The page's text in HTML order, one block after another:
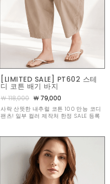
[LIMITED SALE] PT602 스테
디 코튼 배기 바지
￦ 118,000 ￦ 79,000
사락 산뜻한 내추럴 코튼 100 만능 코디
팬츠! 일부 컬러 제작처 한정 SALE 등록